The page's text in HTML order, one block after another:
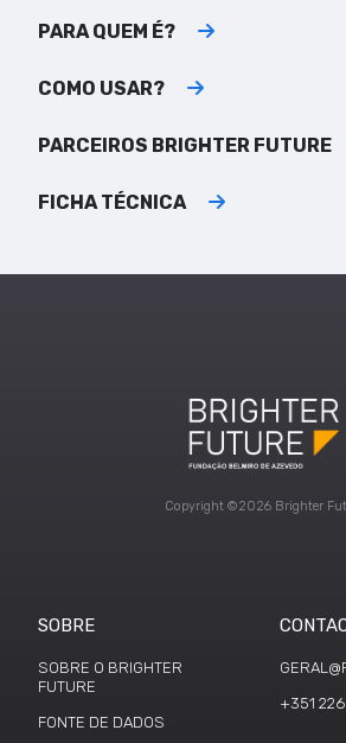
PARA QUEM É?
COMO USAR?
PARCEIROS BRIGHTER FUTURE
FICHA TÉCNICA
Copyright ©2026 Brighter
SOBRE
SOBRE O BRIGHTER
FUTURE
FONTE DE DADOS
+351